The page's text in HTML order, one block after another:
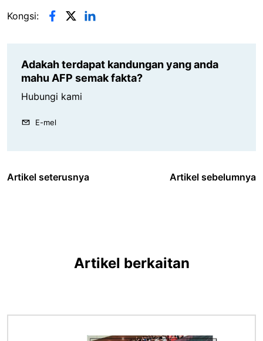
Kongsi:
Adakah terdapat kandungan yang anda
mahu AFP semak fakta?
Hubungi kami
E-mel
Artikel seterusnya Artikel sebelumnya
Artikel berkaitan